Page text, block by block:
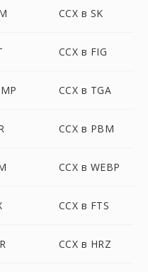
CCX в SK
CCX в FIG
CCX в TGA
CCX в PBM
CCX в WEBP
CCX в FTS
CCX в HRZ